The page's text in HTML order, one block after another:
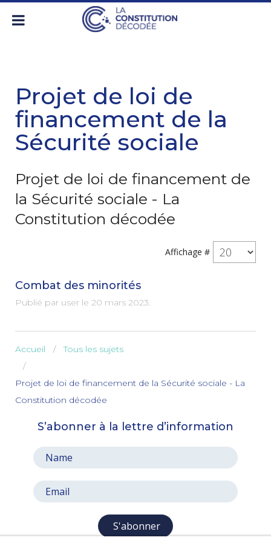
Projet de loi de
financement de la
Sécurité sociale
Projet de loi de financement de
la Sécurité sociale - La
Constitution décodée
Affichage #
Combat des minorités
Publié par user le 20 mars 2023.
Accueil Tous les sujets
Projet de loi de financement de la Sécurité sociale - La
Constitution décodée
S’abonner à la lettre d’information
S'abonner